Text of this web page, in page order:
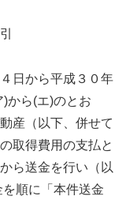
日から平成３０年
)から(エ)のとお
産（以下、併せて
取得費用の支払と
ら送金を行い（以
順に「本件送金